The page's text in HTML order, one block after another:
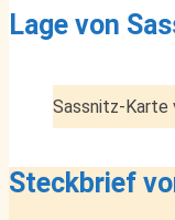
Lage von
Sassnitz-Karte
Steckbrief